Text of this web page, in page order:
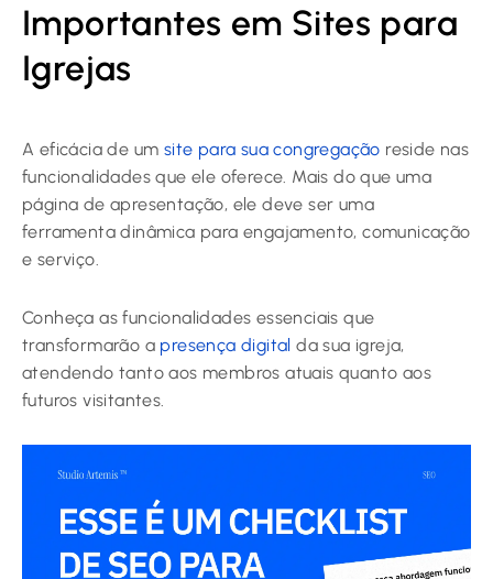
Importantes em Sites para
Igrejas
A eficácia de um site para sua congregação reside nas
funcionalidades que ele oferece. Mais do que uma
página de apresentação, ele deve ser uma
ferramenta dinâmica para engajamento, comunicação
e serviço.
Conheça as funcionalidades essenciais que
transformarão a presença digital da sua igreja,
atendendo tanto aos membros atuais quanto aos
futuros visitantes.